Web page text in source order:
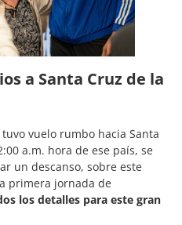
a Santa Cruz de la
vuelo rumbo hacia Santa
a.m. hora de ese país, se
un descanso, sobre este
primera jornada de
los detalles para este gran